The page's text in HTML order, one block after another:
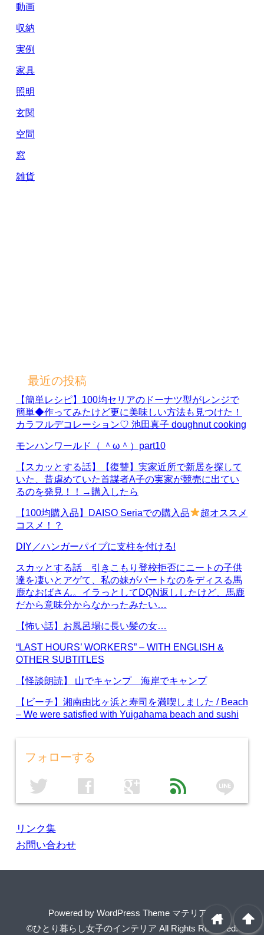
動画
収納
実例
家具
照明
玄関
空間
窓
雑貨
最近の投稿
【簡単レシピ】100均セリアのドーナツ型がレンジで
簡単◆作ってみたけど更に美味しい方法も見つけた！
カラフルデコレーション♡ 池田真子 doughnut cooking
モンハンワールド（ ＾ω＾）part10
【スカッとする話】【復讐】実家近所で新居を探して
いた、昔虐めていた首謀者A子の実家が競売に出てい
るのを発見！！→購入したら
【100均購入品】DAISO Seriaでの購入品
超オススメ
コスメ！？
DIY／ハンガーパイプに支柱を付ける!
スカッとする話 引きこもり登校拒否にニートの子供
達を凄いとアゲて、私の妹がパートなのをディスる馬
鹿なおばさん。イラっとしてDQN返ししたけど、馬鹿
だから意味分からなかったみたい…
【怖い話】お風呂場に長い髪の女…
“LAST HOURS’ WORKERS” – WITH ENGLISH &
OTHER SUBTITLES
【怪談朗読】 山でキャンプ 海岸でキャンプ
【ビーチ】湘南由比ヶ浜と寿司を満喫しました / Beach
– We were satisfied with Yuigahama beach and sushi
フォローする
twitter facebook google feed line
リンク集
お問い合わせ
Powered by WordPress Theme マテリアル
©ひとり暮らし女子のインテリア All Rights Reserved.
arrowup
home